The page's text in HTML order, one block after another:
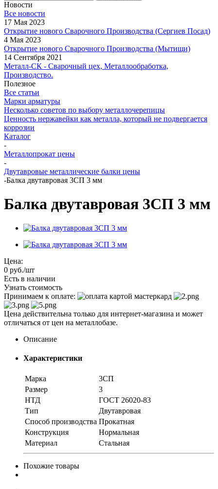
Новости
Все новости
17 Мая 2023
Открытие нового Сварочного Производства (Сергиев Посад)
4 Мая 2023
Открытие нового Сварочного Производства (Мытищи)
14 Сентября 2021
Металл-СК - Сварочный цех, Металлообработка,
Производство.
Полезное
Все статьи
Марки арматуры
Несколько советов по выбору металлочерепицы
Ценность нержавейки как металла, который не подвергается
коррозии
Каталог
-
Металлопрокат цены
-
Двутавровые металлические балки цены
-Балка двутавровая 3СП 3 мм
Балка двутавровая 3СП 3 мм
Цена:
0 руб./шт
Есть в наличии
Узнать стоимость
Принимаем к оплате:
Цена действительна только для интернет-магазина и может
отличаться от цен на металлобазе.
Описание
Характеристики
Марка
3СП
Размер
3
НТД
ГОСТ 26020-83
Тип
Двутавровая
Способ производства Прокатная
Конструкция
Нормальная
Материал
Стальная
Похожие товары